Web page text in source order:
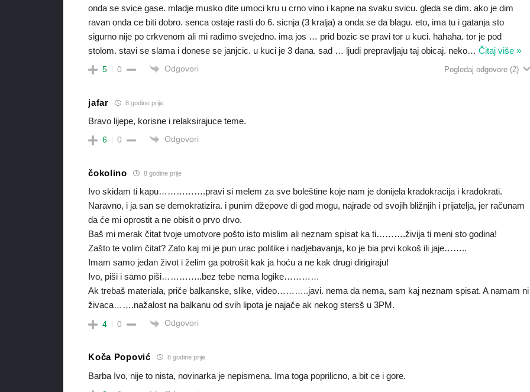
onda se svice gase. mladje musko dite umoci kru u crno vino i kapne na svaku svicu. gleda se dim. ako je dim
ravan onda ce biti dobro. senca ostaje rasti do 6. sicnja (3 kralja) a onda se da blagu. eto, ima tu i gatanja sto
sigurno nije po crkvenom ali mi radimo svejedno. ima jos … prid bozic se pravi tor u kuci. hahaha. tor je pod
stolom. stavi se slama i donese se janjcic. u kuci je 3 dana. sad … ljudi prepravljaju taj obicaj. neko…Čitaj više »
5 0 Odgovori Pogledaj odgovore (2)
jafar 8 godine prije
Bravo lijepe, korisne i relaksirajuce teme.
6 0 Odgovori
čokolino 8 godine prije
Ivo skidam ti kapu…………….pravi si melem za sve boleštine koje nam je donijela kradokracija i kradokrati.
Naravno, i ja san se demokratizira. i punim džepove di god mogu, najrađe od svojih bližnjih i prijatelja, jer računam
da će mi oprostit a ne obisit o prvo drvo.
Baš mi merak čitat tvoje umotvore pošto isto mislim ali neznam spisat ka ti……….živija ti meni sto godina!
Zašto te volim čitat? Zato kaj mi je pun urac politike i nadjebavanja, ko je bia prvi kokoš ili jaje……..
Imam samo jedan život i želim ga potrošit kak ja hoću a ne kak drugi dirigiraju!
Ivo, piši i samo piši…………..bez tebe nema logike…………
Ak trebaš materiala, priče balkanske, slike, video………..javi. nema da nema, sam kaj neznam spisat. A namam ni
živaca…….nažalost na balkanu od svih lipota je najače ak nekog stersš u 3PM.
4 0 Odgovori
Koča Popović 8 godine prije
Barba Ivo, nije to nista, novinarka je nepismena. Ima toga poprilicno, a bit ce i gore.